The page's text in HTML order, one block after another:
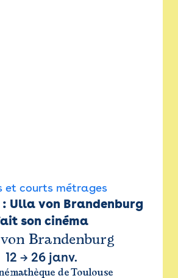
et courts métrages
: Ulla von Brandenburg
son cinéma
Brandenburg
12 → 26 janv.
de Toulouse